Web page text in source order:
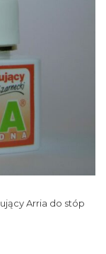
Arria do stóp